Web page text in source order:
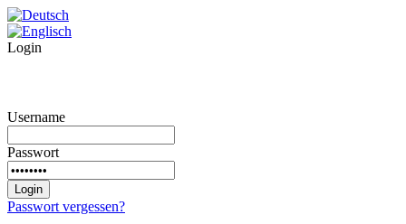
Login
Username
Passwort
Passwort vergessen?